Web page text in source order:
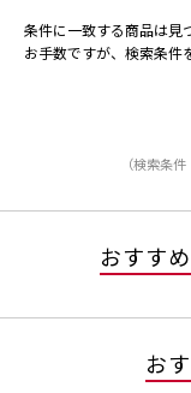
条件に一致する商品は見
お手数ですが、検索条件
（検索条
おすす
お